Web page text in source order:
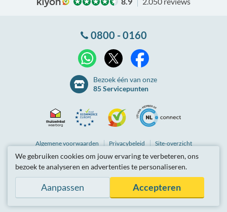
0800 - 0160
WhatsApp
Bezoek één van onze
85 Servicepunten
WaarborgEurope
Algemenevoorwaarden Privacybeleid Site-overzicht
Partnerprogramma Tarieven zijn inclusief btw.
© Breedbandwinkel BV 2003 - 2026, Berkel en Rodenrijs
We gebruiken cookies om jouw ervaring te verbeteren, ons
bezoek te analyseren en advertenties te personaliseren.
Aanpassen Accepteren